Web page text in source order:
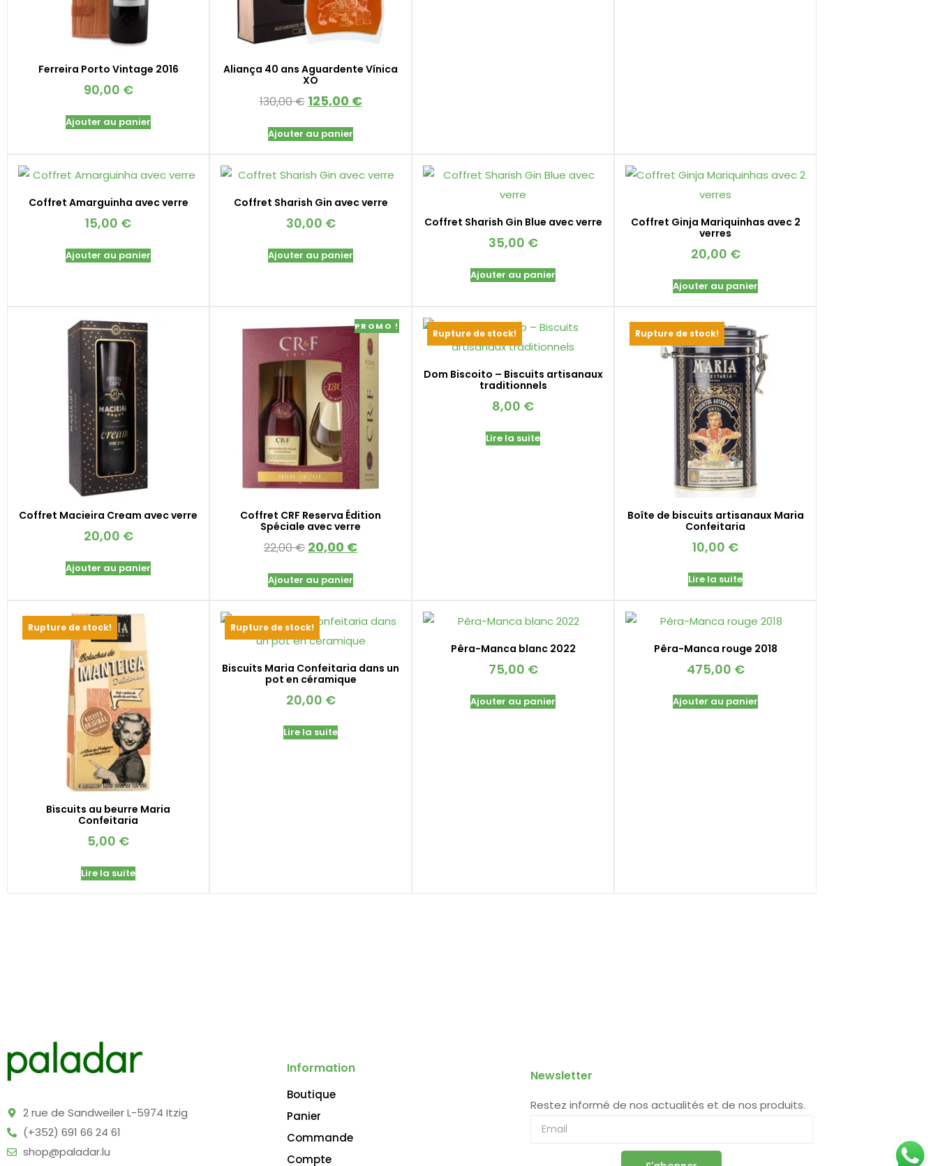
Ferreira Porto Vintage 2016
90,00 €
Ajouter au panier
Aliança 40 ans Aguardente Vínica
XO
130,00€ 125,00 €
Ajouter au panier
Coffret Amarguinha avec verre
15,00 €
Ajouter au panier
Coffret Sharish Gin avec verre
30,00 €
Ajouter au panier
Coffret Sharish Gin Blue avec verre
35,00 €
Ajouter au panier
Coffret Ginja Mariquinhas avec 2
verres
20,00 €
Ajouter au panier
Coffret Macieira Cream avec verre
20,00 €
Ajouter au panier
PROMO !
Coffret CRF Reserva Édition
Spéciale avec verre
22,00€ 20,00 €
Ajouter au panier
Rupture de stock!
Dom Biscoito – Biscuits artisanaux
traditionnels
8,00 €
Lire la suite
Rupture de stock!
Boîte de biscuits artisanaux Maria
Confeitaria
10,00 €
Lire la suite
Rupture de stock!
Biscuits au beurre Maria
Confeitaria
5,00 €
Lire la suite
Rupture de stock!
Biscuits Maria Confeitaria dans un
pot en céramique
20,00 €
Lire la suite
Pêra-Manca blanc 2022
75,00 €
Ajouter au panier
Pêra-Manca rouge 2018
475,00 €
Ajouter au panier
2 rue de Sandweiler L-5974 Itzig
(+352) 691 66 24 61
shop@paladar.lu
Information
Boutique
Panier
Commande
Compte
Newsletter
Restez informé de nos actualités et de nos produits.